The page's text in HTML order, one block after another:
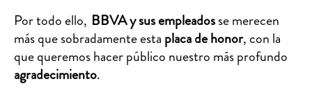
Por todo ello, BBVAy sus empleadosse merecen
más que sobradamente esta placa de honor, con la
que queremos hacer público nuestro más profundo
agradecimiento.